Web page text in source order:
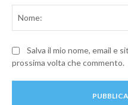
Salva il mio nome, email e
prossima volta che commento.